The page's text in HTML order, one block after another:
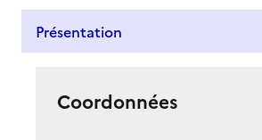
Présentation
Coordonnées